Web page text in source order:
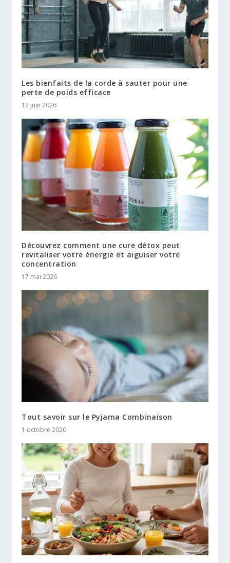
Les bienfaits de la corde à sauter pour une
perte de poids efficace
12 juin 2026
Découvrez comment une cure détox peut
revitaliser votre énergie et aiguiser votre
concentration
17 mai 2026
Tout savoir sur le Pyjama Combinaison
1 octobre 2020